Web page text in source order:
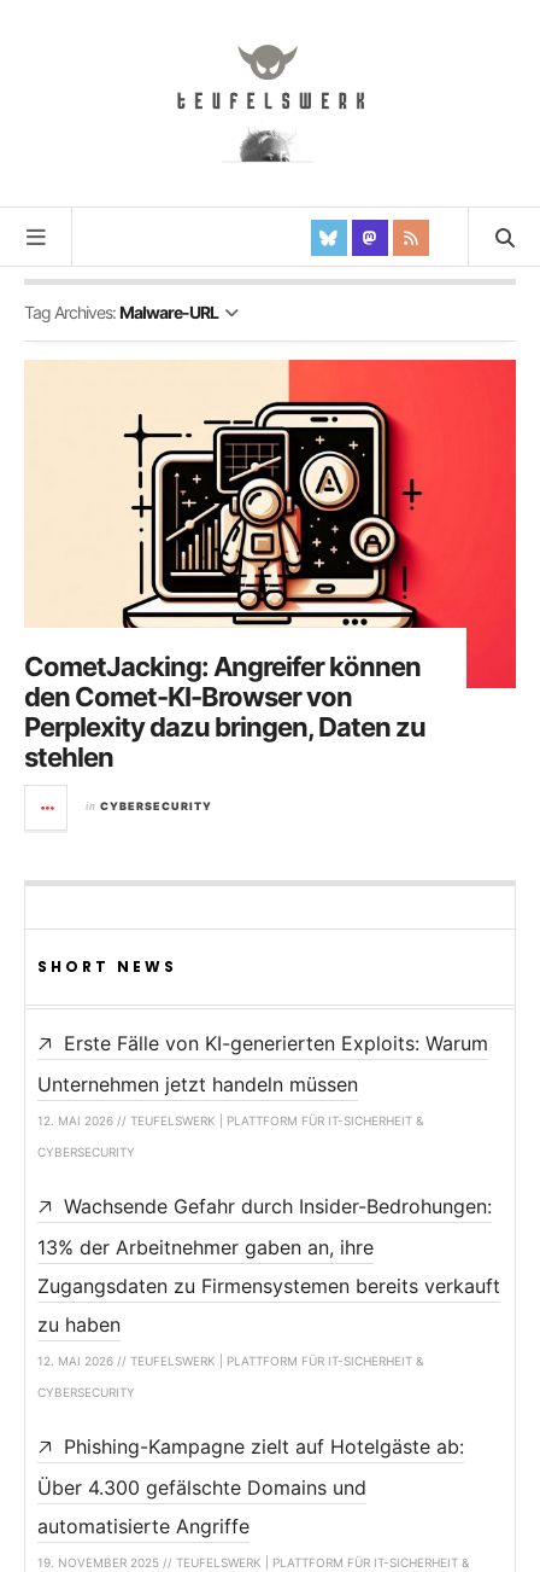
Tag Archives:Malware-URL
CometJacking: Angreifer können
den Comet-KI-Browser von
Perplexity dazu bringen, Daten zu
stehlen
in CYBERSECURITY
SHORT NEWS
Erste Fälle von KI-generierten Exploits: Warum
Unternehmen jetzt handeln müssen
12. MAI 2026 // TEUFELSWERK | PLATTFORM FÜR IT-SICHERHEIT &
CYBERSECURITY
Wachsende Gefahr durch Insider-Bedrohungen:
13% der Arbeitnehmer gaben an, ihre
Zugangsdaten zu Firmensystemen bereits verkauft
zu haben
12. MAI 2026 // TEUFELSWERK | PLATTFORM FÜR IT-SICHERHEIT &
CYBERSECURITY
Phishing-Kampagne zielt auf Hotelgäste ab:
Über 4.300 gefälschte Domains und
automatisierte Angriffe
19. NOVEMBER 2025 // TEUFELSWERK | PLATTFORM FÜR IT-SICHERHEIT &